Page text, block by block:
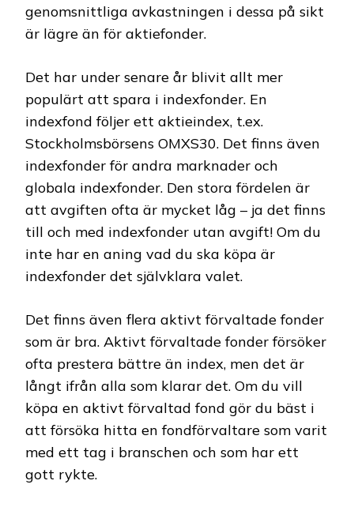
genomsnittliga avkastningen i dessa på sikt
är lägre än för aktiefonder.
Det har under senare år blivit allt mer
populärt att spara i indexfonder. En
indexfond följer ett aktieindex, t.ex.
Stockholmsbörsens OMXS30. Det finns även
indexfonder för andra marknader och
globala indexfonder. Den stora fördelen är
att avgiften ofta är mycket låg – ja det finns
till och med indexfonder utan avgift! Om du
inte har en aning vad du ska köpa är
indexfonder det självklara valet.
Det finns även flera aktivt förvaltade fonder
som är bra. Aktivt förvaltade fonder försöker
ofta prestera bättre än index, men det är
långt ifrån alla som klarar det. Om du vill
köpa en aktivt förvaltad fond gör du bäst i
att försöka hitta en fondförvaltare som varit
med ett tag i branschen och som har ett
gott rykte.